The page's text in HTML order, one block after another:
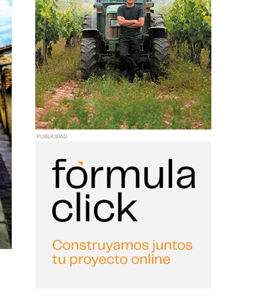
PUBLICIDAD